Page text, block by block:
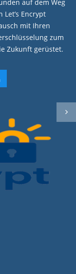
Mausklick wird Ihr
Blog, CMS
Anwendungen,
automatische
und Importe